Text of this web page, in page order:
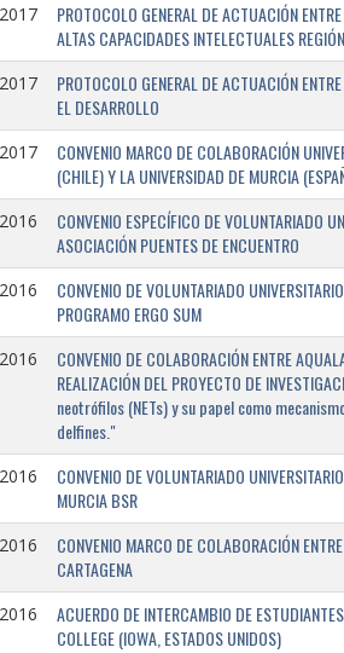
PROTOCOLO GENERAL DE ACTUACIÓN
ALTAS CAPACIDADES INTELECTUALES
PROTOCOLO GENERAL DE ACTUACIÓN
EL DESARROLLO
CONVENIO MARCO DE COLABORACIÓN
(CHILE) Y LA UNIVERSIDAD DE MURCIA
CONVENIO ESPECÍFICO DE VOLUNTARIADO
ASOCIACIÓN PUENTES DE ENCUENTRO
CONVENIO DE VOLUNTARIADO
PROGRAMO ERGO SUM
CONVENIO DE COLABORACIÓN ENTRE
REALIZACIÓN DEL PROYECTO DE
neotrófilos (NETs) y su papel como
delfines."
CONVENIO DE VOLUNTARIADO
MURCIA BSR
CONVENIO MARCO DE COLABORACIÓN
CARTAGENA
ACUERDO DE INTERCAMBIO DE
COLLEGE (IOWA, ESTADOS UNIDOS)